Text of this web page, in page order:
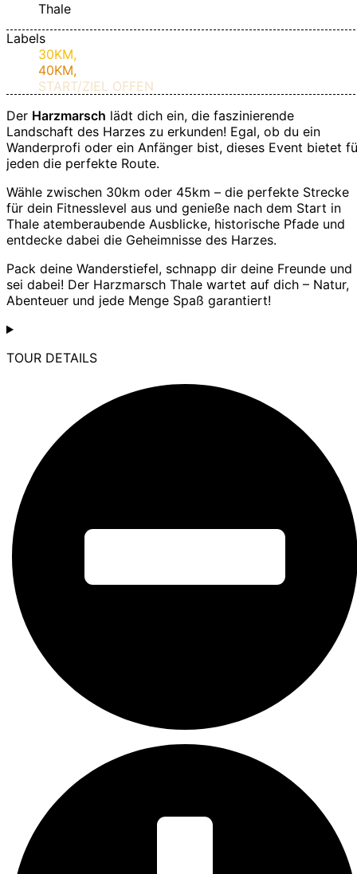
Thale
Labels
30KM,
40KM,
START/ZIEL OFFEN
Der Harzmarsch lädt dich ein, die faszinierende
Landschaft des Harzes zu erkunden! Egal, ob du ein
Wanderprofi oder ein Anfänger bist, dieses Event bietet
jeden die perfekte Route.
Wähle zwischen 30km oder 45km – die perfekte Strecke
für dein Fitnesslevel aus und genieße nach dem Start in
Thale atemberaubende Ausblicke, historische Pfade und
entdecke dabei die Geheimnisse des Harzes.
Pack deine Wanderstiefel, schnapp dir deine Freunde und
sei dabei! Der Harzmarsch Thale wartet auf dich – Natur,
Abenteuer und jede Menge Spaß garantiert!
TOUR DETAILS